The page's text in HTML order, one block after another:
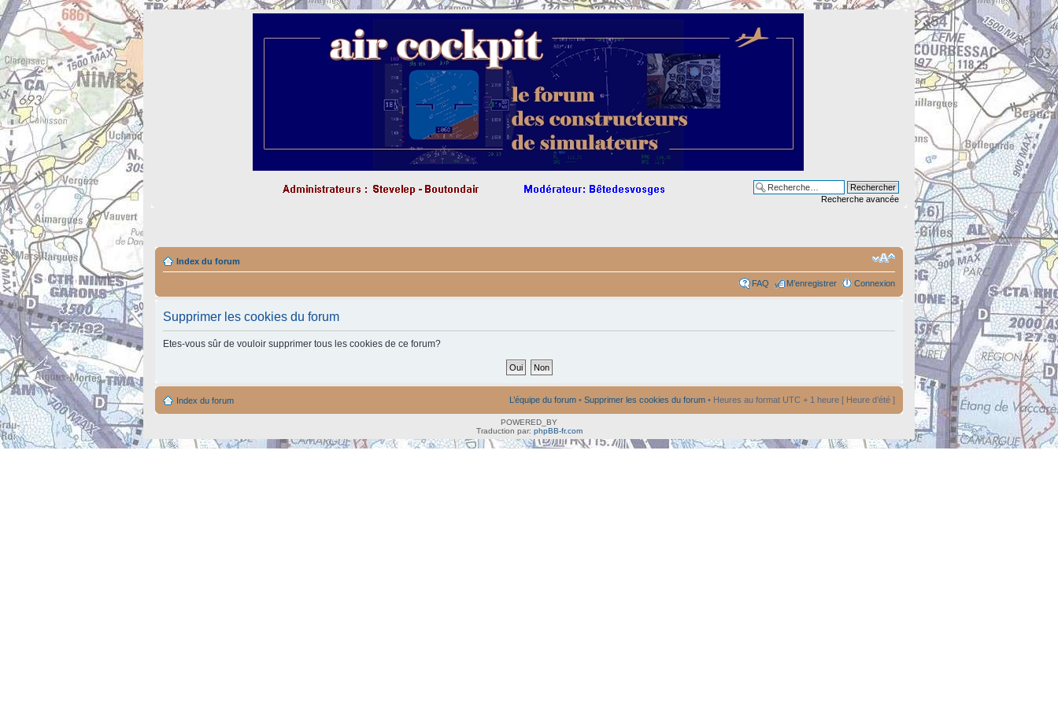
Recherche avancée
Index du forum
FAQ M’enregistrer Connexion
Supprimer les cookies du forum
Etes-vous sûr de vouloir supprimer tous les cookies de ce forum?
Index du forum L’équipe du forum • Supprimer les cookies du forum • Heures au format UTC + 1 heure [ Heure d’été ]
POWERED_BY
Traduction par: phpBB-fr.com